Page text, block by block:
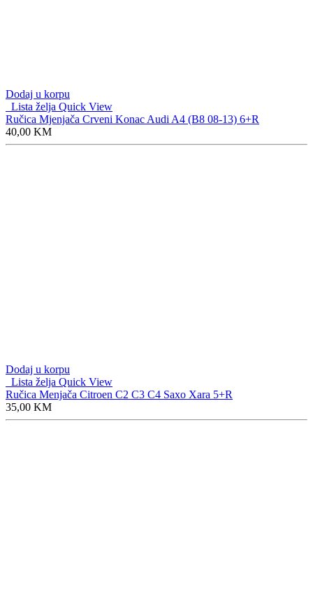
Dodaj u korpu
Lista želja Quick View
Ručica Mjenjača Crveni Konac Audi A4 (B8 08-13) 6+R
40,00 KM
Dodaj u korpu
Lista želja Quick View
Ručica Menjača Citroen C2 C3 C4 Saxo Xara 5+R
35,00 KM